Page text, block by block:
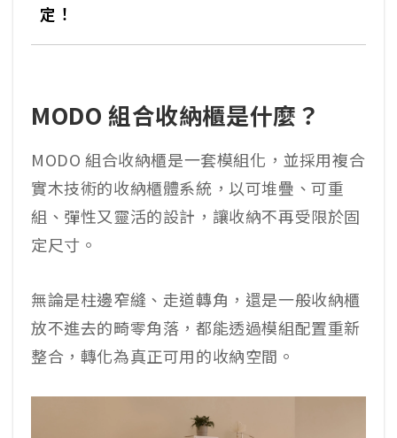
定！
MODO 組合收納櫃是什麼？
MODO 組合收納櫃是一套模組化，並採用複合
實木技術的收納櫃體系統，以可堆疊、可重
組、彈性又靈活的設計，讓收納不再受限於固
定尺寸。
無論是柱邊窄縫、走道轉角，還是一般收納櫃
放不進去的畸零角落，都能透過模組配置重新
整合，轉化為真正可用的收納空間。